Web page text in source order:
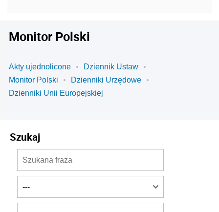
Monitor Polski
Akty ujednolicone
Dziennik Ustaw
Monitor Polski
Dzienniki Urzędowe
Dzienniki Unii Europejskiej
Szukaj